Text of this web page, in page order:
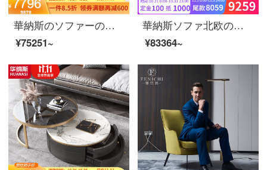
華納斯のソファーの本革のソファーの頭の階の牛革の客間の3人の席は軽奢で豪華な近代的な簡単な小室型の貴妃のソファーの家庭用の2人の席+左の貴妃の位が青いことを隠すことを組み合わせます。
¥75251~
華納斯ソファ北欧の真皮のソファーヘッド層牛皮客間セット現代簡単家庭用軽量で贅沢なサイズの部屋型の回転角度ソファの二人席＋無手すりシングル位＋左貴妃位【曜岩黒-本革】
¥83364~